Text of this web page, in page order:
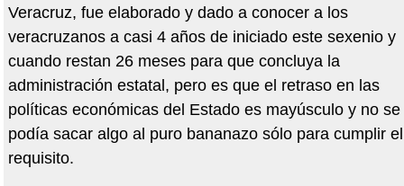
Veracruz, fue elaborado y dado a conocer a los
veracruzanos a casi 4 años de iniciado este sexenio y
cuando restan 26 meses para que concluya la
administración estatal, pero es que el retraso en las
políticas económicas del Estado es mayúsculo y no se
podía sacar algo al puro bananazo sólo para cumplir el
requisito.